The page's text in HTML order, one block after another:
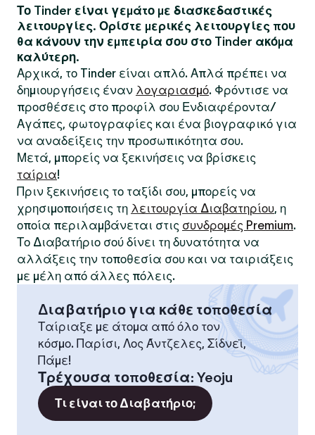
Το Tinder είναι γεμάτο με διασκεδαστικές
λειτουργίες. Ορίστε μερικές λειτουργίες που
θα κάνουν την εμπειρία σου στο Tinder ακόμα
καλύτερη.
Αρχικά, το Tinder είναι απλό. Απλά πρέπει να
δημιουργήσεις έναν λογαριασμό. Φρόντισε να
προσθέσεις στο προφίλ σου Ενδιαφέροντα/
Αγάπες, φωτογραφίες και ένα βιογραφικό για
να αναδείξεις την προσωπικότητα σου.
Μετά, μπορείς να ξεκινήσεις να βρίσκεις
ταίρια!
Πριν ξεκινήσεις το ταξίδι σου, μπορείς να
χρησιμοποιήσεις τη λειτουργία Διαβατηρίου, η
οποία περιλαμβάνεται στις συνδρομές Premium.
Το Διαβατήριο σού δίνει τη δυνατότητα να
αλλάξεις την τοποθεσία σου και να ταιριάξεις
με μέλη από άλλες πόλεις.
Διαβατήριο για κάθε τοποθεσία
Ταίριαξε με άτομα από όλο τον
κόσμο. Παρίσι, Λος Άντζελες, Σίδνεϊ,
Πάμε!
Τρέχουσα τοποθεσία: Yeoju
Τι είναι το Διαβατήριο;